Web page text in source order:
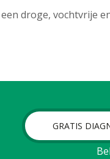
droge, vochtvrije
GRATIS